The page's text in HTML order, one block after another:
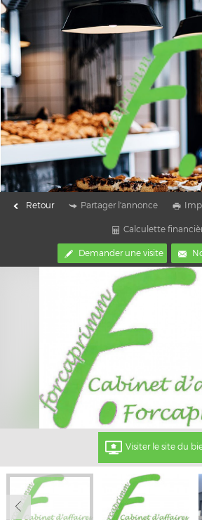
Retour Partager l'annonce
Calculette
Demander une visite
Visiter le site du